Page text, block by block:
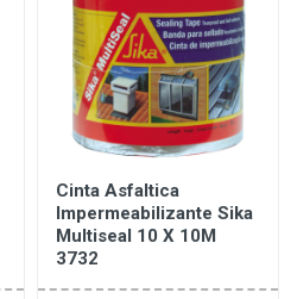
Cinta Asfaltica
Impermeabilizante Sika
Multiseal 10 X 10M
3732